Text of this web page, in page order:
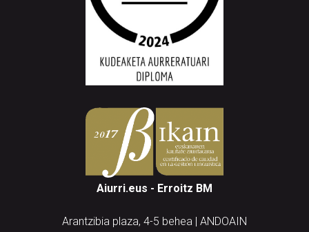
Aiurri.eus - Erroitz BM
Arantzibia plaza, 4-5 behea | ANDOAIN